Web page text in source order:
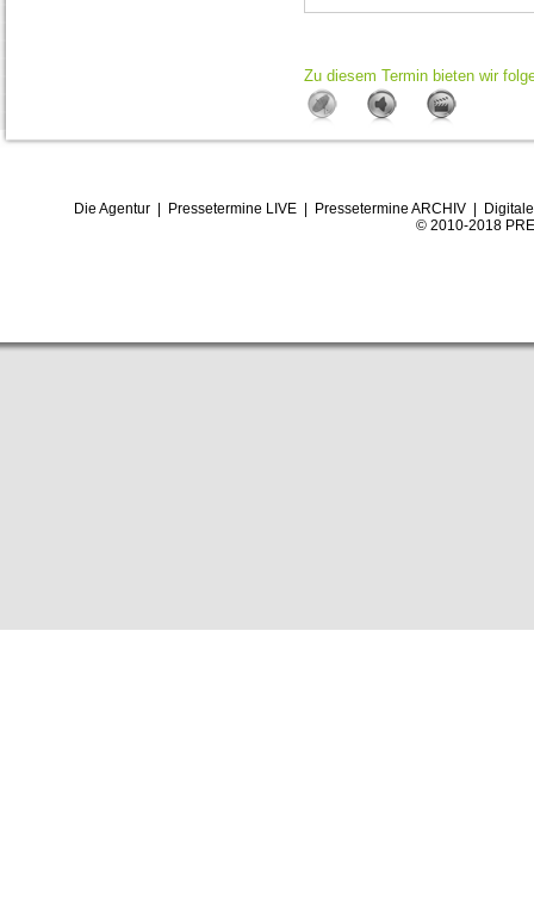
Zu diesem Termin bieten wir
Die Agentur| Pressetermine LIVE| Pressetermine ARCHIV|
© 2010-2018